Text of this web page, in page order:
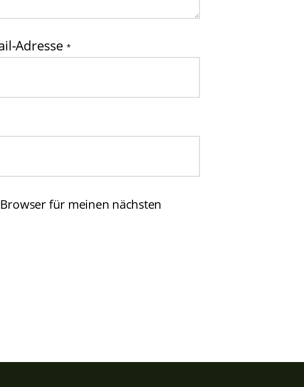
Adresse*
für meinen nächsten